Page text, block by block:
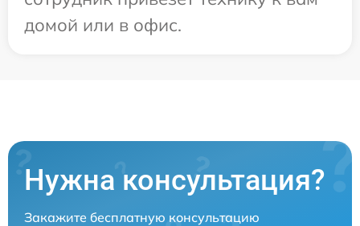
домой или в офис.
Нужна консультация?
Закажите бесплатную консультацию